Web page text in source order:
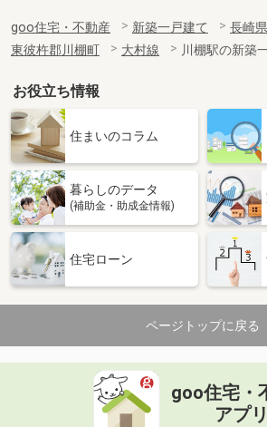
goo住宅・不動産 新築一戸建て
長崎県
東彼杵郡川棚町
大村線 川棚駅の新築
お役立ち情報
住まいのコラム
暮らしのデータ
(補助金・助成金情報)
住宅ローン
ページトップに戻る
goo住宅・
アプリ